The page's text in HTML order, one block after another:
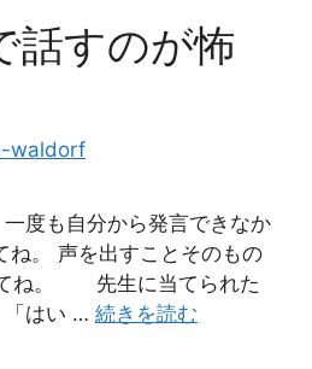
話すのが怖
waldorf
度も自分から発言できなか
。 声を出すことそのもの
ね。 先生に当てられた
「はい … 続きを読む